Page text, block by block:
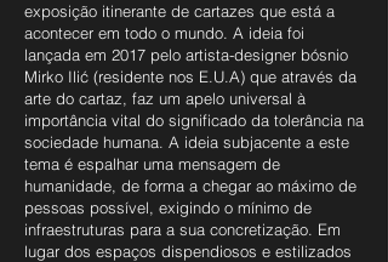
exposição itinerante de cartazes que está a
acontecer em todo o mundo. A ideia foi
lançada em 2017 pelo artista-designer bósnio
Mirko Ilić (residente nos E.U.A) que através da
arte do cartaz, faz um apelo universal à
importância vital do significado da tolerância na
sociedade humana. A ideia subjacente a este
tema é espalhar uma mensagem de
humanidade, de forma a chegar ao máximo de
pessoas possível, exigindo o mínimo de
infraestruturas para a sua concretização. Em
lugar dos espaços dispendiosos e estilizados